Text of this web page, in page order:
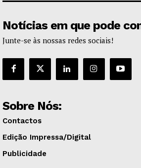
Notícias em que pode
Junte-se às nossas redes sociais!
Sobre Nós:
Contactos
Edição Impressa/Digital
Publicidade